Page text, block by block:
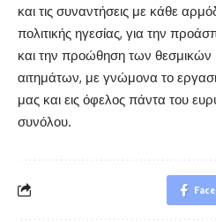
και τις συναντήσεις με κάθε
πολιτικής ηγεσίας, για την
και την προώθηση των θεσμικών
αιτημάτων, με γνώμονα το
μας και εις όφελος πάντα του
συνόλου.